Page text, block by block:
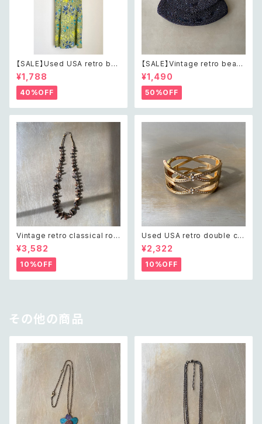
【SALE】Used USA retro bot
anical flower salopette sh
ort pants レトロ アメリカ ユー
ズド 古着 ライトグリーン ボタニ
カル フラワー サロペット ショー
トパンツ
¥1,788
40%OFF
【SALE】Vintage retro bead
s embroidery navy blue po
uch レトロ ヴィンテージ ホワイ
ト ビーズ刺繍 ネイビー 紺色 ポ
ーチ
¥1,490
50%OFF
Vintage retro classical rou
gh cut shell beads necklac
e レトロ ヴィンテージ アクセサ
リー クラシカル ラフカット シェ
ル ビーズ ネックレス
¥3,582
10%OFF
Used USA retro double cro
ss crystal bijou bangle レト
ロ アメリカ ユーズド アクセサリ
ー ゴールド ダブル クロス ビジ
ュー バングル
¥2,322
10%OFF
その他の商品